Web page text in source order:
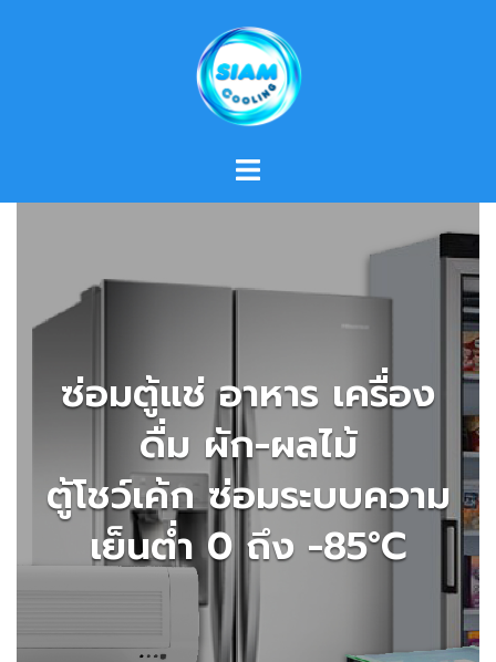
ซ่อมตู้แช่ อาหาร เครื่อง
ดื่ม ผัก-ผลไม้
ตู้โชว์เค้ก ซ่อมระบบความ
เย็นต่ำ 0 ถึง -85°C